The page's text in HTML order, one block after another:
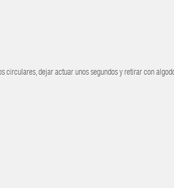
circulares, dejar actuar unos segundos y retirar con